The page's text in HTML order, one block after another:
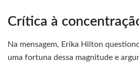
Crítica à
Na mensagem, Erika Hilton
uma fortuna dessa magnitude e